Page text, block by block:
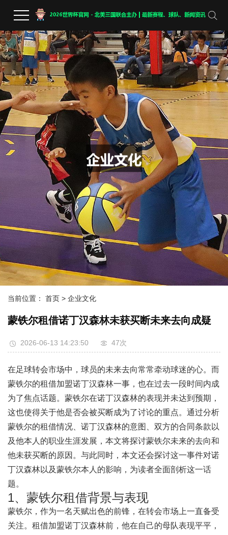
当前位置： 首页 > 企业文化
蒙铁尔租借诺丁汉森林未获买断未来去向成疑
2026-06-13 14:23:50 47次
在足球转会市场中，球员的未来去向常常牵动球迷的心。而
蒙铁尔的租借加盟诺丁汉森林一事，也在过去一段时间内成
为了焦点话题。蒙铁尔在诺丁汉森林的表现并未达到预期，
这也使得关于他是否会被买断成为了讨论的重点。通过分析
蒙铁尔的租借情况、诺丁汉森林的意图、双方的合同条款以
及他本人的职业生涯发展，本文将探讨蒙铁尔未来的去向和
他未获买断的原因。与此同时，本文还会探讨这一事件对诺
丁汉森林以及蒙铁尔本人的影响，为读者全面剖析这一话
题。
1、蒙铁尔租借背景与表现
蒙铁尔，作为一名天赋出色的前锋，在转会市场上一直备受
关注。租借加盟诺丁汉森林前，他在自己的母队表现平平，